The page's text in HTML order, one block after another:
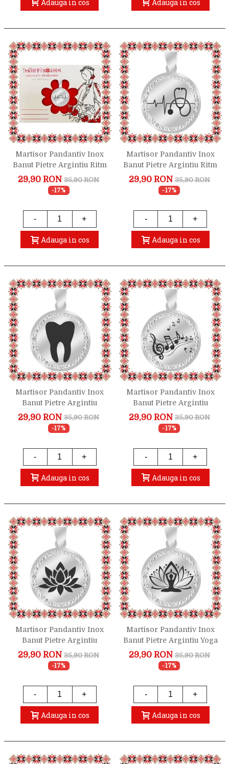
Adauga in cos Adauga in cos
Martisor Pandantiv Inox
Banut Pietre Argintiu Ritm
Cardiac Inima
29,90 RON 35,90 RON
-17%
- +
Adauga in cos
Martisor Pandantiv Inox
Banut Pietre Argintiu Ritm
Cardiac Stetoscop
29,90 RON 35,90 RON
-17%
- +
Adauga in cos
Martisor Pandantiv Inox
Banut Pietre Argintiu
Doctor Stomatolog
29,90 RON 35,90 RON
-17%
- +
Adauga in cos
Martisor Pandantiv Inox
Banut Pietre Argintiu
Muzica
29,90 RON 35,90 RON
-17%
- +
Adauga in cos
Martisor Pandantiv Inox
Banut Pietre Argintiu
Floare Lotus
29,90 RON 35,90 RON
-17%
- +
Adauga in cos
Martisor Pandantiv Inox
Banut Pietre Argintiu Yoga
Lotus
29,90 RON 35,90 RON
-17%
- +
Adauga in cos